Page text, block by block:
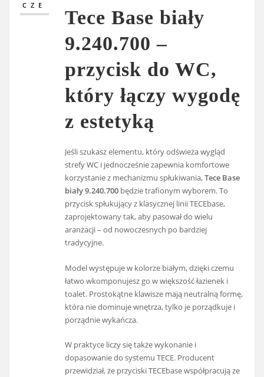
CZE
Tece Base biały
9.240.700 –
przycisk do WC,
który łączy wygodę
z estetyką
Jeśli szukasz elementu, który odświeża wygląd
strefy WC i jednocześnie zapewnia komfortowe
korzystanie z mechanizmu spłukiwania,Tece Base
biały 9.240.700 będzie trafionym wyborem. To
przycisk spłukujący z klasycznej linii TECEbase,
zaprojektowany tak, aby pasował do wielu
aranżacji – od nowoczesnych po bardziej
tradycyjne.
Model występuje w kolorze białym, dzięki czemu
łatwo wkomponujesz go w większość łazienek i
toalet. Prostokątne klawisze mają neutralną formę,
która nie dominuje wnętrza, tylko je porządkuje i
porządnie wykańcza.
W praktyce liczy się także wykonanie i
dopasowanie do systemu TECE. Producent
przewidział, że przyciski TECEbase współpracują ze